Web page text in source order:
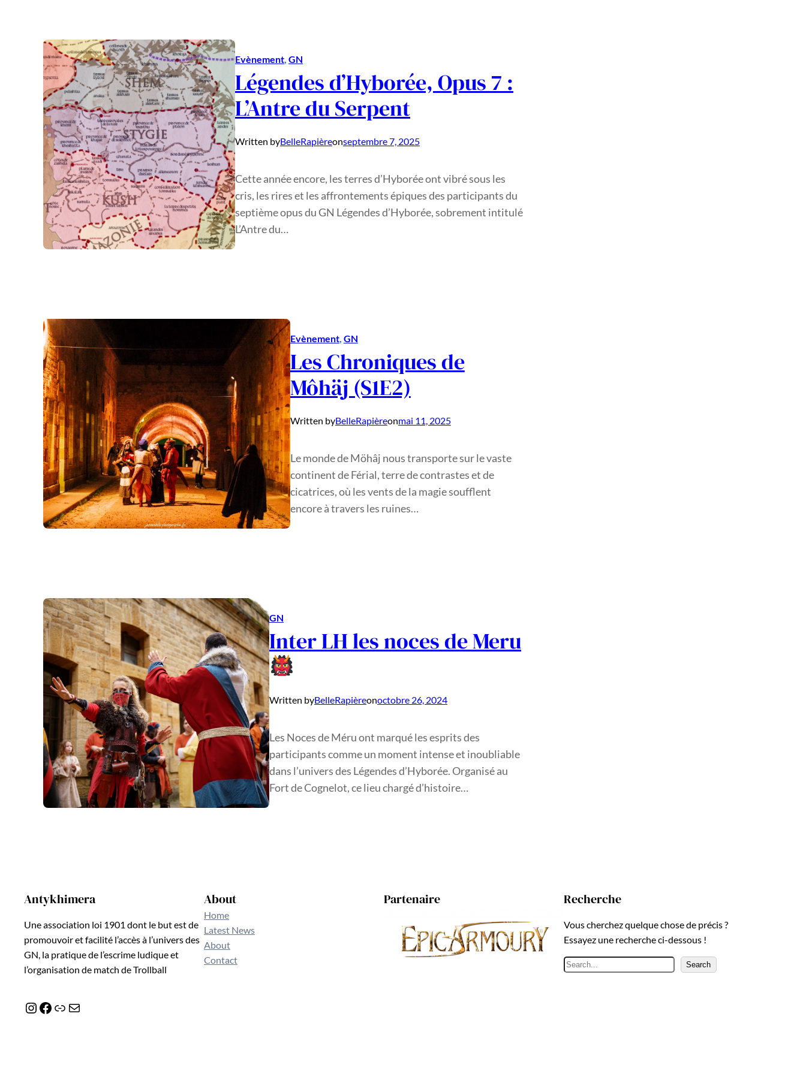
Evènement, GN
Légendes d’Hyborée, Opus 7 :
L’Antre du Serpent
Written byBelleRapièreonseptembre 7, 2025
Cette année encore, les terres d’Hyborée ont vibré sous les
cris, les rires et les affrontements épiques des participants du
septième opus du GN Légendes d’Hyborée, sobrement intitulé
L’Antre du…
Evènement, GN
Les Chroniques de
Môhäj (S1E2)
Written byBelleRapièreonmai 11, 2025
Le monde de Möhâj nous transporte sur le vaste
continent de Férial, terre de contrastes et de
cicatrices, où les vents de la magie soufflent
encore à travers les ruines…
GN
Inter LH les noces de Meru
Written byBelleRapièreonoctobre 26, 2024
Les Noces de Méru ont marqué les esprits des
participants comme un moment intense et inoubliable
dans l’univers des Légendes d’Hyborée. Organisé au
Fort de Cognelot, ce lieu chargé d’histoire…
Antykhimera
Une association loi 1901 dont le but est de
promouvoir et facilité l’accès à l’univers des
GN, la pratique de l’escrime ludique et
l’organisation de match de Trollball
Instagram Facebook Lien E-mail
About
Home
Latest News
About
Contact
Partenaire Recherche
Vous cherchez quelque chose de précis ?
Essayez une recherche ci-dessous !
R
Search